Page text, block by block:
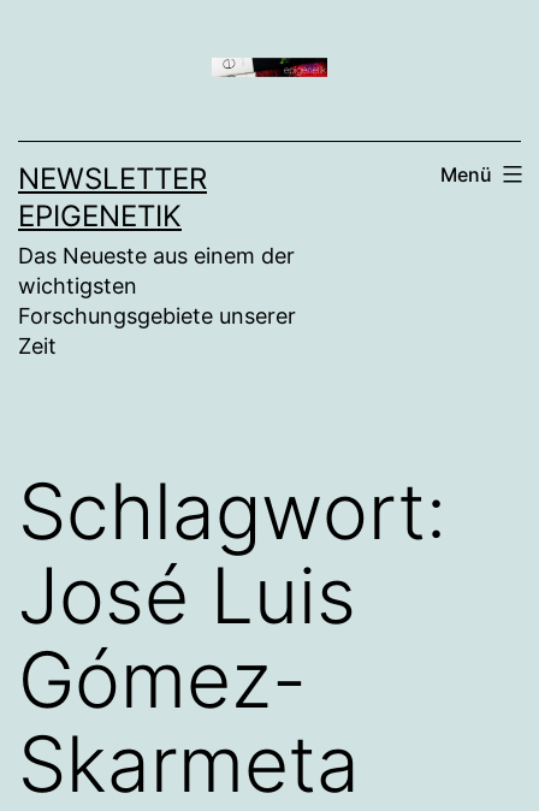
NEWSLETTER
EPIGENETIK
Das Neueste aus einem der
wichtigsten
Forschungsgebiete unserer
Zeit
Menü
Schlagwort:
José Luis
Gómez-
Skarmeta